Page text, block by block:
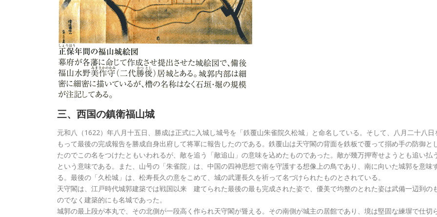
三、西国の鎮衛福山城
元和八（1622）年八月十五日、勝成は正式に入城し城号を「鉄覆山朱雀院久松城」と命名している。そして、八月二十八日
もって最後の完成報告を勝成自身出府して将軍に報告したのである。鉄覆山は天守閣の背面を鉄板で覆って搦め手の防御と
たのでこの名をつけたともいわれるが、敵を追う「敵追山」の意味を込めたものであった。敵が幾万押寄せようとも追い払
という意味である。また、山号の「朱雀院」は、中国の四神思想で南を守護する想像上の鳥であり、南に向いた城郭を意味
る。最後の「久松城」は、松寿長久の意をこめて、城の武運長久を祈って名づけられたものとされている。
天守閣は、江戸時代城郭建築では戦国以来 建てられた最後の最も完成された姿で、優美で均整のとれた姿は武備一辺到の
のでなく建築的にも名城であった。
城郭の最上段が本丸で、その北側が一段高く作られ天守閣が聳える。その南側が城主の居館であり、境は堅固な練塀で仕切